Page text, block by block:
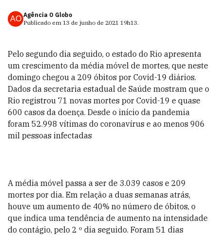
AO Agência O Globo
Publicado em 13 de junho de 2021 19h13.
Pelo segundo dia seguido, o estado do Rio apresenta
um crescimento da média móvel de mortes, que neste
domingo chegou a 209 óbitos por Covid-19 diários.
Dados da secretaria estadual de Saúde mostram que o
Rio registrou 71 novas mortes por Covid-19 e quase
600 casos da doença. Desde o início da pandemia
foram 52.998 vítimas do coronavírus e ao menos 906
mil pessoas infectadas
A média móvel passa a ser de 3.039 casos e 209
mortes por dia. Em relação a duas semanas atrás,
houve um aumento de 40% no número de óbitos, o
que indica uma tendência de aumento na intensidade
do contágio, pelo 2 º dia seguido. Foram 51 dias